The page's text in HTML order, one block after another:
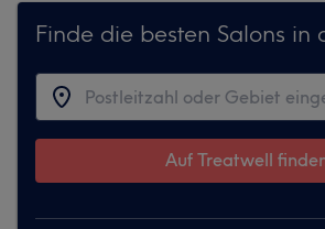
Finde die besten Salons in
Auf Treatwell